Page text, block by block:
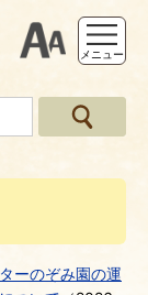
支援ツー
メニュー
ーのぞみ園の運